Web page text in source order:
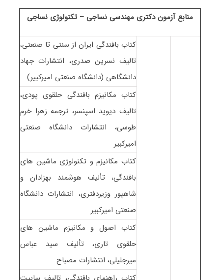
منابع آزمون دکتری مهندسی نساجی – تکنولوژی نساجی
کتاب بافندگی ایران از سنتی تا صنعتی،
تالیف نسرین صدری، انتشارات جهاد
دانشگاهی (دانشگاه صنعتی امیرکبیر)
کتاب مکانیزم بافندگی حلقوی پودی،
تالیف دیوید اسپنسر، ترجمه زهرا خرم
طوسی، انتشارات دانشگاه صنعتی
امیرکبیر
کتاب مکانیزم و تکنولوژی ماشین های
بافندگی، تألیف هوشمند بهزادان و
شاهپور وزیردفتری، انتشارات دانشگاه
صنعتی امیرکبیر
کتاب اصول و مکانیزم ماشین های
حلقوی تاری، تألیف سید عباس
میرجلیلی، انتشارات مصباح